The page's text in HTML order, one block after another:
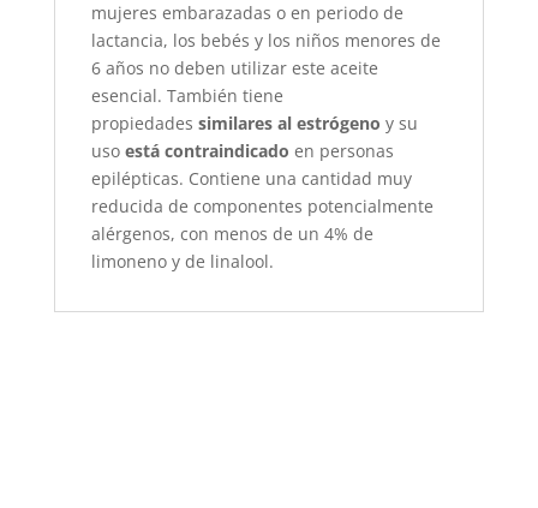
mujeres embarazadas o en periodo de
lactancia, los bebés y los niños menores de
6 años no deben utilizar este aceite
esencial. También tiene
propiedades similares al estrógeno y su
uso está contraindicado en personas
epilépticas. Contiene una cantidad muy
reducida de componentes potencialmente
alérgenos, con menos de un 4% de
limoneno y de linalool.